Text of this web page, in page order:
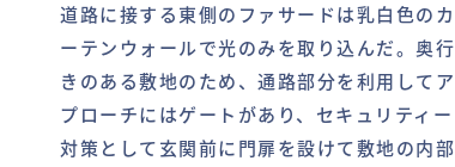
道路に接する東側のファサードは乳白色のカ
ーテンウォールで光のみを取り込んだ。奥行
きのある敷地のため、通路部分を利用してア
プローチにはゲートがあり、セキュリティー
対策として玄関前に門扉を設けて敷地の内部